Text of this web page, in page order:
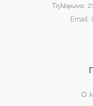
Τηλέφωνο:
Email:
Ο